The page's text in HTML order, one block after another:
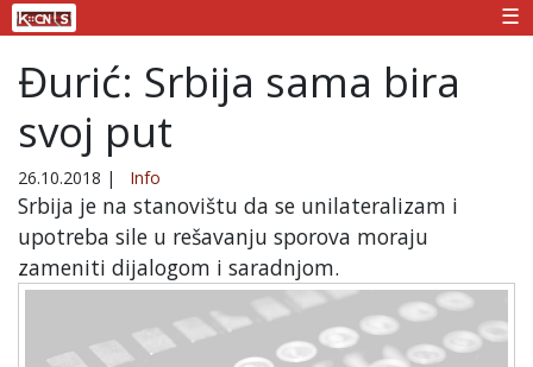
☰
Đurić: Srbija sama bira
svoj put
26.10.2018 | Info
Srbija je na stanovištu da se unilateralizam i
upotreba sile u rešavanju sporova moraju
zameniti dijalogom i saradnjom.